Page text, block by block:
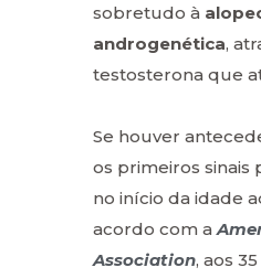
sobretudo à
androgenética,
testosterona que
Se houver
os primeiros sinais
no início da idade
acordo com a
Association, aos